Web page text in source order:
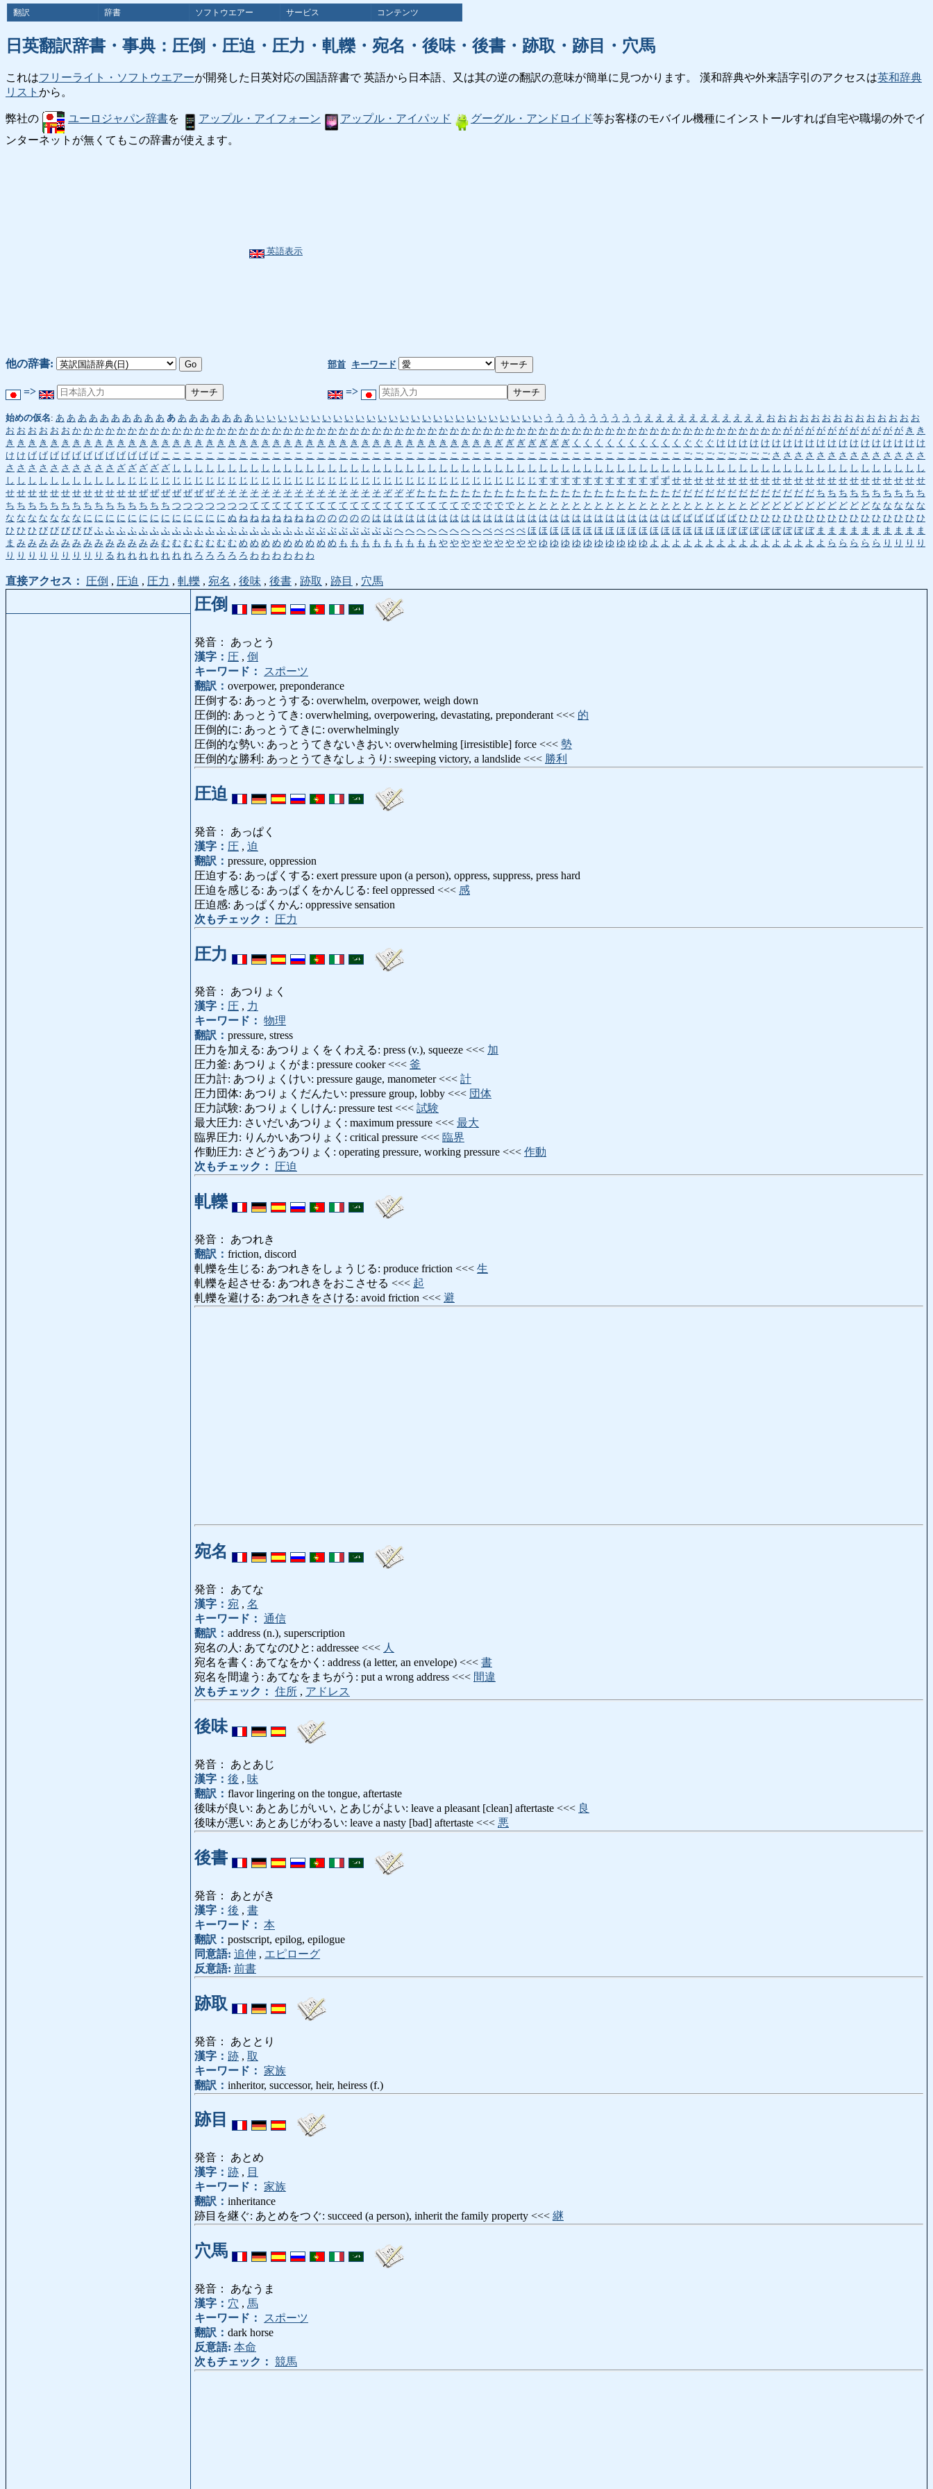
翻訳 辞書 ソフトウエアー サービス コンテンツ
日英翻訳辞書・事典：圧倒・圧迫・圧力・軋轢・宛名・後味・後書・跡取・跡目・穴馬
これはフリーライト・ソフトウエアーが開発した日英対応の国語辞書で 英語から日本語、又は其の逆の翻訳の意味が簡単に見つかります。 漢和辞典や外来語字引のアクセスは英和辞典
リスト から。
弊社の ユーロジャパン辞書を アップル・アイフォーン アップル・アイパッド グーグル・アンドロイド等お客様のモバイル機種にインストールすれば自宅や職場の外でイ
ンターネットが無くてもこの辞書が使えます。
英語表示
他の辞書: 部首 キーワード
=> =>
始めの仮名: あ あ あ あ あ あ あ あ あ あ あ あ あ あ あ あ あ あ い い い い い い い い い い い い い い い い い い い い い い い い い い う う う う う う う う う え え え え え え え え え え え お お お お お お お お お お お お お お
お お お お お お か か か か か か か か か か か か か か か か か か か か か か か か か か か か か か か か か か か か か か か か か か か か か か か か か か か か か か か か か か か か か か か か が が が が が が が が が が が き き
き き き き き き き き き き き き き き き き き き き き き き き き き き き き き き き き き き き き き き き き き き き き ぎ ぎ ぎ ぎ ぎ ぎ ぎ く く く く く く く く く く ぐ ぐ ぐ け け け け け け け け け け け け け け け け け け け
け け げ げ げ げ げ げ げ げ げ げ げ げ こ こ こ こ こ こ こ こ こ こ こ こ こ こ こ こ こ こ こ こ こ こ こ こ こ こ こ こ こ こ こ こ こ こ こ こ こ こ こ こ こ こ こ こ こ こ こ ご ご ご ご ご ご ご ご さ さ さ さ さ さ さ さ さ さ さ さ さ さ
さ さ さ さ さ さ さ さ さ さ ざ ざ ざ ざ ざ し し し し し し し し し し し し し し し し し し し し し し し し し し し し し し し し し し し し し し し し し し し し し し し し し し し し し し し し し し し し し し し し し し し し
し し し し し し し し し し し じ じ じ じ じ じ じ じ じ じ じ じ じ じ じ じ じ じ じ じ じ じ じ じ じ じ じ じ じ じ じ じ じ じ じ じ じ す す す す す す す す す す ず ず せ せ せ せ せ せ せ せ せ せ せ せ せ せ せ せ せ せ せ せ せ せ せ
せ せ せ せ せ せ せ せ せ せ せ せ ぜ ぜ ぜ ぜ ぜ ぜ ぜ そ そ そ そ そ そ そ そ そ そ そ そ そ そ そ ぞ ぞ ぞ た た た た た た た た た た た た た た た た た た た た た た た だ だ だ だ だ だ だ だ だ だ だ だ だ ち ち ち ち ち ち ち ち ち ち
ち ち ち ち ち ち ち ち ち ち ち ち ち ち ち つ つ つ つ つ つ つ て て て て て て て て て て て て て て て て て て て で で で で で と と と と と と と と と と と と と と と と と と と と と ど ど ど ど ど ど ど ど ど ど ど な な な な な
な な な な な な な に に に に に に に に に に に に に ぬ ね ね ね ね ね ね ね の の の の の は は は は は は は は は は は は は は は は は は は は は は は は は は は ば ば ば ば ば ば ひ ひ ひ ひ ひ ひ ひ ひ ひ ひ ひ ひ ひ ひ ひ ひ ひ
ひ ひ ひ び び び び び ふ ふ ふ ふ ふ ふ ふ ふ ふ ふ ふ ふ ふ ふ ふ ふ ふ ふ ふ ぶ ぶ ぶ ぶ ぶ ぶ ぶ ぶ へ へ へ へ へ へ へ へ べ べ べ ぺ ほ ほ ほ ほ ほ ほ ほ ほ ほ ほ ほ ほ ほ ほ ほ ほ ほ ほ ぼ ぼ ぼ ぼ ぼ ぼ ぼ ぼ ま ま ま ま ま ま ま ま ま ま
ま み み み み み み み み み み み み み む む む む む む む め め め め め め め め め も も も も も も も も も や や や や や や や や や ゆ ゆ ゆ ゆ ゆ ゆ ゆ ゆ ゆ ゆ よ よ よ よ よ よ よ よ よ よ よ よ よ よ よ よ ら ら ら ら ら り り り り
り り り り り り り り り る れ れ れ れ れ れ れ ろ ろ ろ ろ ろ わ わ わ わ わ わ
直接アクセス： 圧倒 , 圧迫 , 圧力 , 軋轢 , 宛名 , 後味 , 後書 , 跡取 , 跡目 , 穴馬
圧倒
発音： あっとう
漢字： 圧 , 倒
キーワード：
スポーツ
翻訳： overpower, preponderance
圧倒する: あっとうする: overwhelm, overpower, weigh down
圧倒的: あっとうてき: overwhelming, overpowering, devastating, preponderant <<< 的
圧倒的に: あっとうてきに: overwhelmingly
圧倒的な勢い: あっとうてきないきおい: overwhelming [irresistible] force <<< 勢
圧倒的な勝利: あっとうてきなしょうり: sweeping victory, a landslide <<< 勝利
圧迫
発音： あっぱく
漢字： 圧 , 迫
翻訳： pressure, oppression
圧迫する: あっぱくする: exert pressure upon (a person), oppress, suppress, press hard
圧迫を感じる: あっぱくをかんじる: feel oppressed <<< 感
圧迫感: あっぱくかん: oppressive sensation
次もチェック：
圧力
圧力
発音： あつりょく
漢字： 圧 , 力
キーワード： 物理
翻訳： pressure, stress
圧力を加える: あつりょくをくわえる: press (v.), squeeze <<< 加
圧力釜: あつりょくがま: pressure cooker <<< 釜
圧力計: あつりょくけい: pressure gauge, manometer <<< 計
圧力団体: あつりょくだんたい: pressure group, lobby <<< 団体
圧力試験: あつりょくしけん: pressure test <<< 試験
最大圧力: さいだいあつりょく: maximum pressure <<< 最大
臨界圧力: りんかいあつりょく: critical pressure <<< 臨界
作動圧力: さどうあつりょく: operating pressure, working pressure <<< 作動
次もチェック：
圧迫
軋轢
発音： あつれき
翻訳： friction, discord
軋轢を生じる: あつれきをしょうじる: produce friction <<< 生
軋轢を起させる: あつれきをおこさせる <<< 起
軋轢を避ける: あつれきをさける: avoid friction <<< 避
宛名
発音： あてな
漢字： 宛 , 名
キーワード： 通信
翻訳： address (n.), superscription
宛名の人: あてなのひと: addressee <<< 人
宛名を書く: あてなをかく: address (a letter, an envelope) <<< 書
宛名を間違う: あてなをまちがう: put a wrong address <<< 間違
次もチェック： 住所 , アドレス
後味
発音： あとあじ
漢字： 後 , 味
翻訳： flavor lingering on the tongue, aftertaste
後味が良い: あとあじがいい, とあじがよい: leave a pleasant [clean] aftertaste <<< 良
後味が悪い: あとあじがわるい: leave a nasty [bad] aftertaste <<< 悪
後書
発音： あとがき
漢字： 後 , 書
キーワード： 本
翻訳： postscript, epilog, epilogue
同意語: 追伸 , エピローグ
反意語: 前書
跡取
発音： あととり
漢字： 跡 , 取
キーワード： 家族
翻訳： inheritor, successor, heir, heiress (f.)
跡目
発音： あとめ
漢字： 跡 , 目
キーワード： 家族
翻訳： inheritance
跡目を継ぐ: あとめをつぐ: succeed (a person), inherit the family property <<< 継
穴馬
発音： あなうま
漢字： 穴 , 馬
キーワード：
スポーツ
翻訳： dark horse
反意語: 本命
次もチェック： 競馬